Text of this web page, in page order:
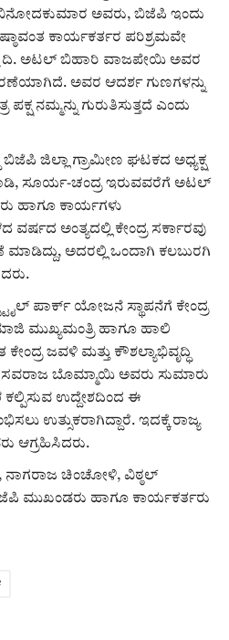
ಅವರು, ಬಿಜೆಪಿ ಇಂದು
ಕಾರ್ಯಕರ್ತರ ಪರಿಶ್ರಮವೇ
ದಿ. ಅಟಲ್ ಬಿಹಾರಿ ವಾಜಪೇಯಿ ಅವರ
ಅವರ ಆದರ್ಶ ಗುಣಗಳನ್ನು
ನಮ್ಮನ್ನು ಗುರುತಿಸುತ್ತದೆ ಎಂದು
ಜಿಲ್ಲಾ ಗ್ರಾಮೀಣ ಘಟಕದ ಅಧ್ಯಕ್ಷ
ಸೂರ್ಯ-ಚಂದ್ರ ಇರುವವರೆಗೆ ಅಟಲ್
ಹಾಗೂ ಕಾರ್ಯಗಳು
ಅಂತ್ಯದಲ್ಲಿ ಕೇಂದ್ರ ಸರ್ಕಾರವು
ಅದರಲ್ಲಿ ಒಂದಾಗಿ ಕಲಬುರಗಿ
ಪಾರ್ಕ್ ಯೋಜನೆ ಸ್ಥಾಪನೆಗೆ ಕೇಂದ್ರ
ಮುಖ್ಯಮಂತ್ರಿ ಹಾಗೂ ಹಾಲಿ
ಕೇಂದ್ರ ಜವಳಿ ಮತ್ತು ಕೌಶಲ್ಯಾಭಿವೃದ್ಧಿ
ಬೊಮ್ಮಾಯಿ ಅವರು ಸುಮಾರು
ಉದ್ದೇಶದಿಂದ ಈ
ಉತ್ಸುಕರಾಗಿದ್ದಾರೆ. ಇದಕ್ಕೆ ರಾಜ್ಯ
ಆಗ್ರಹಿಸಿದರು.
ನಾಗರಾಜ ಚಿಂಚೋಳಿ, ವಿಠ್ಠಲ್
ಮುಖಂಡರು ಹಾಗೂ ಕಾರ್ಯಕರ್ತರು